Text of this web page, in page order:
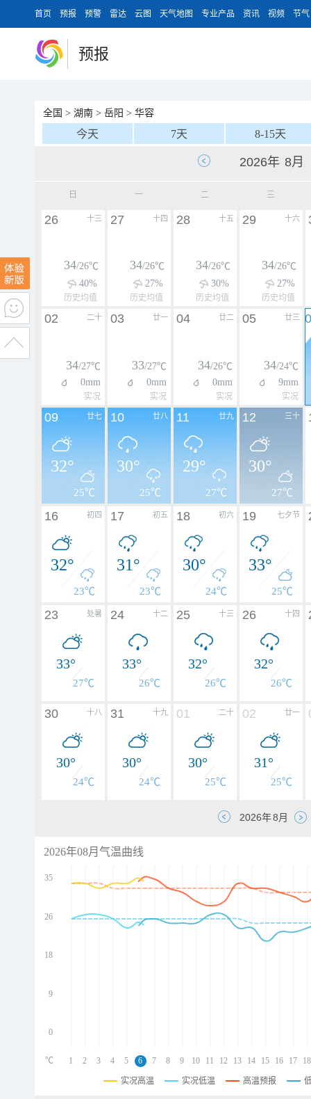
首页 预报 预警 雷达 云图 天气地图 专业产品 资讯 视频 节气
预报
全国 > 湖南 > 岳阳 > 华容
今天 7天 8-15天
日 一 二 三
十三
26
34/26℃
40%
历史均值
十四
27
34/26℃
27%
历史均值
十五
28
34/26℃
30%
历史均值
十六
29
34/26℃
27%
历史均值
二十
02
34/27℃
0mm
实况
廿一
03
33/27℃
0mm
实况
廿二
04
34/26℃
0mm
实况
廿三
05
34/24℃
9mm
实况
廿七
09
32°
25℃
廿八
10
30°
25℃
廿九
11
29°
27℃
三十
12
30°
27℃
初四
16
32°
23℃
初五
17
31°
23℃
初六
18
30°
24℃
七夕节
19
33°
25℃
处暑
23
33°
27℃
十二
24
33°
26℃
十三
25
32°
26℃
十四
26
32°
26℃
十八
30
30°
24℃
十九
31
30°
24℃
二十
01
30°
25℃
廿一
02
31°
25℃
2026年08月气温曲线
35
26
18
9
0
1 2 3 4 5 6 7 8 9 10 11 12 13 14 15 16 17 18
℃
实况高温 实况低温 高温预报